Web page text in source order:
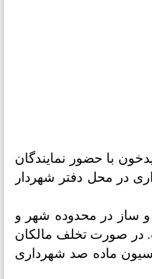
با حضور نمایندگان
در محل دفتر شهردار
ساز در محدوده شهر و
در صورت تخلف مالکان
ماده صد شهرداری